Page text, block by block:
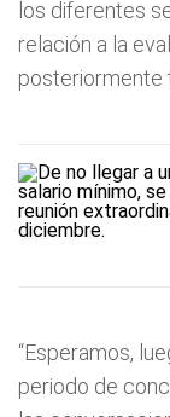
los diferentes
relación a la
posteriormente
“Esperamos,
periodo de